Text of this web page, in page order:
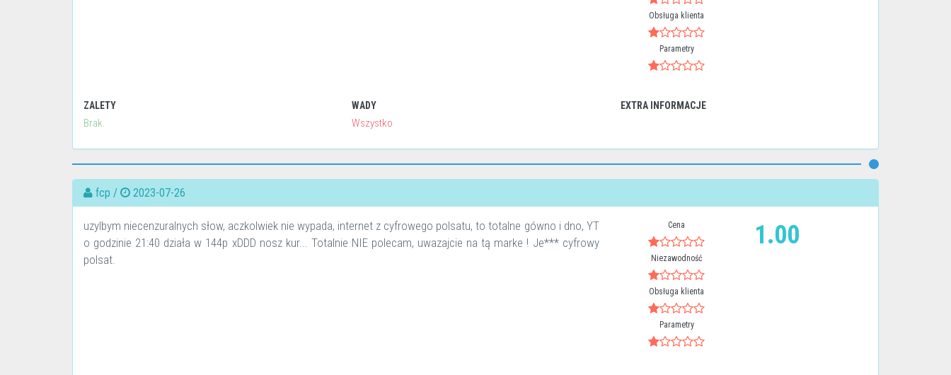
Obsługa klienta
Parametry
ZALETY
Brak.
WADY
Wszystko
EXTRA INFORMACJE
fcp / 2023-07-26
uzylbym niecenzuralnych słow, aczkolwiek nie wypada, internet z cyfrowego polsatu, to totalne gówno i dno, YT
o godzinie 21:40 działa w 144p xDDD nosz kur... Totalnie NIE polecam, uwazajcie na tą marke ! Je*** cyfrowy
polsat.
Cena
Niezawodność
Obsługa klienta
Parametry
1.00